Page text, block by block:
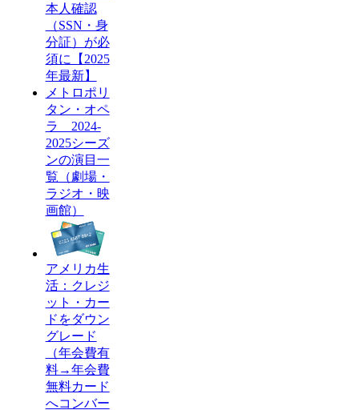
本人確認
（SSN・身
分証）が必
須に【2025
年最新】
メトロポリ
タン・オペ
ラ 2024-
2025シーズ
ンの演目一
覧（劇場・
ラジオ・映
画館）
アメリカ生
活：クレジ
ット・カー
ドをダウン
グレード
（年会費有
料→年会費
無料カード
へコンバー